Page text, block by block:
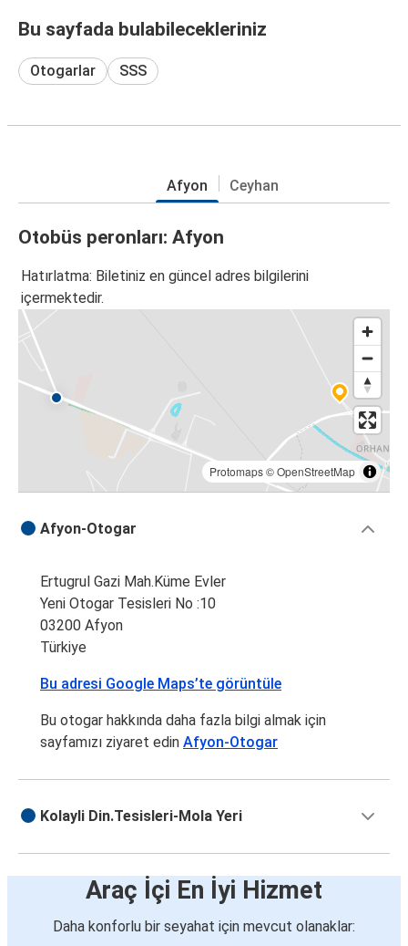
Bu sayfada bulabilecekleriniz
Otogarlar SSS
Afyon Ceyhan
Otobüs peronları: Afyon
Hatırlatma: Biletiniz en güncel adres bilgilerini
içermektedir.
Protomaps©OpenStreetMap
Afyon-Otogar
Ertugrul Gazi Mah.Küme Evler
Yeni Otogar Tesisleri No :10
03200 Afyon
Türkiye
Bu adresi Google Maps’te görüntüle
Bu otogar hakkında daha fazla bilgi almak için
sayfamızı ziyaret edin Afyon-Otogar
Kolayli Din.Tesisleri-Mola Yeri
Araç İçi En İyi Hizmet
Daha konforlu bir seyahat için mevcut olanaklar: